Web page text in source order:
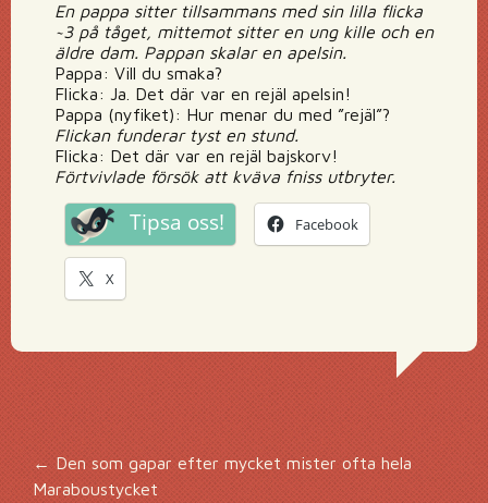
En pappa sitter tillsammans med sin lilla flicka
~3 på tåget, mittemot sitter en ung kille och en
äldre dam. Pappan skalar en apelsin.
Pappa: Vill du smaka?
Flicka: Ja. Det där var en rejäl apelsin!
Pappa (nyfiket): Hur menar du med ”rejäl”?
Flickan funderar tyst en stund.
Flicka: Det där var en rejäl bajskorv!
Förtvivlade försök att kväva fniss utbryter.
Tipsa oss! Facebook
X
Inläggsnavigering
←Den som gapar efter mycket mister ofta hela
Maraboustycket